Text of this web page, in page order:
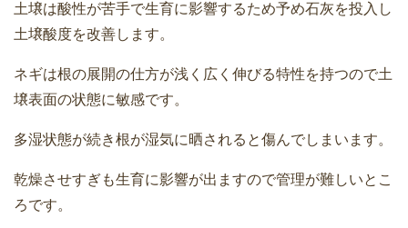
土壌は酸性が苦手で生育に影響するため予め石灰を投入し
土壌酸度を改善します。
ネギは根の展開の仕方が浅く広く伸びる特性を持つので土
壌表面の状態に敏感です。
多湿状態が続き根が湿気に晒されると傷んでしまいます。
乾燥させすぎも生育に影響が出ますので管理が難しいとこ
ろです。